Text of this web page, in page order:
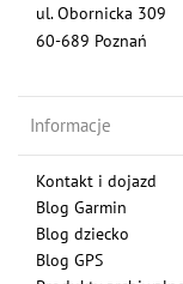
ul. Obornicka 309
60-689 Poznań
Informacje
Kontakt i dojazd
Blog Garmin
Blog dziecko
Blog GPS